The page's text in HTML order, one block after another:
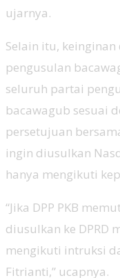
ujarnya.
Selain itu,
pengusulan
seluruh partai
bacawagub sesuai
persetujuan
ingin diusulkan
hanya mengikuti
“Jika DPP PKB
diusulkan ke DPRD
mengikuti intruksi
Fitrianti,” ucapnya.